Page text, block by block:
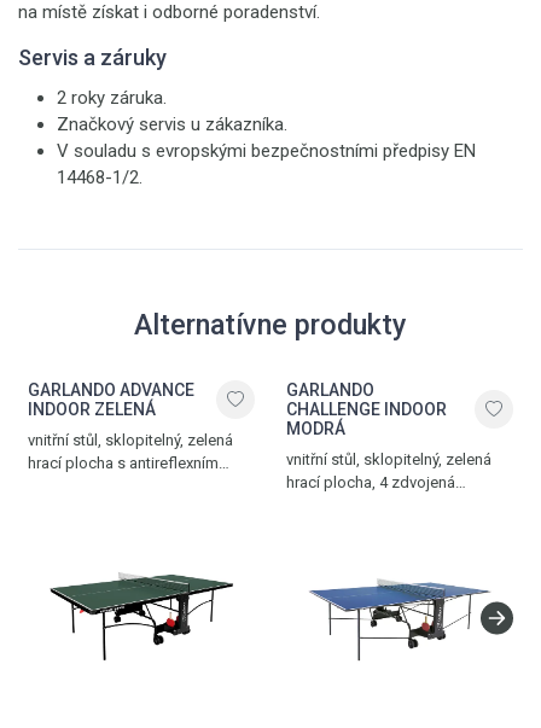
na místě získat i odborné poradenství.
Servis a záruky
2 roky záruka.
Značkový servis u zákazníka.
V souladu s evropskými bezpečnostními předpisy EN
14468-1/2.
Alternatívne produkty
GARLANDO ADVANCE
INDOOR ZELENÁ
vnitřní stůl, sklopitelný, zelená
hrací plocha s antireflexním
bezpečný mechanismus
sklopení stolu, hmotnost 75 kg,
zelená – černá
GARLANDO
CHALLENGE INDOOR
MODRÁ
vnitřní stůl, sklopitelný, zelená
hrací plocha, 4 zdvojená
bezpečný mechanismus
sklopení stolu, hmotnost 69 kg,
modrá – černá